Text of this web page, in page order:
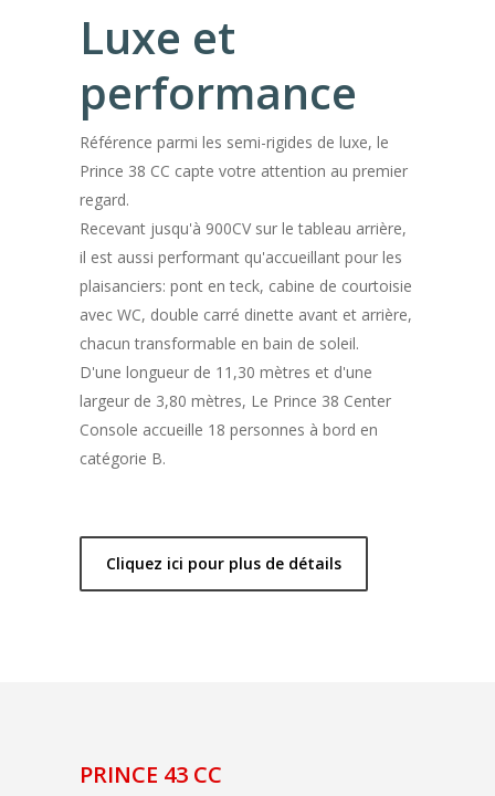
Luxe et
performance
Référence parmi les semi-rigides de luxe, le
Prince 38 CC capte votre attention au premier
regard.
Recevant jusqu'à 900CV sur le tableau arrière,
il est aussi performant qu'accueillant pour les
plaisanciers: pont en teck, cabine de courtoisie
avec WC, double carré dinette avant et arrière,
chacun transformable en bain de soleil.
D'une longueur de 11,30 mètres et d'une
largeur de 3,80 mètres, Le Prince 38 Center
Console accueille 18 personnes à bord en
catégorie B.
Cliquez ici pour plus de détails
PRINCE 43 CC